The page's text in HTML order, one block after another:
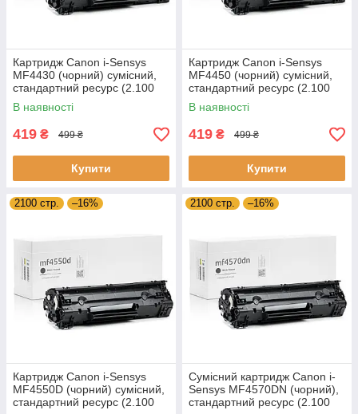
Картридж Canon i-Sensys
MF4430 (чорний) сумісний,
стандартний ресурс (2.100
стор.) аналог від Gravitone
В наявності
419 ₴ 499 ₴
Купити
Картридж Canon i-Sensys
MF4450 (чорний) сумісний,
стандартний ресурс (2.100
стор.) аналог від Gravitone
В наявності
419 ₴ 499 ₴
Купити
2100 стр. –16%
Картридж Canon i-Sensys
MF4550D (чорний) сумісний,
стандартний ресурс (2.100
2100 стр. –16%
Сумісний картридж Canon i-
Sensys MF4570DN (чорний),
стандартний ресурс (2.100